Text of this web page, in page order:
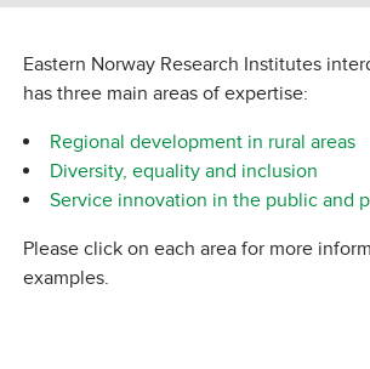
Eastern Norway Research Institutes
has three main areas of expertise:
Regional development in rural areas
Diversity, equality and inclusion
Service innovation in the public and
Please click on each area for more
examples.